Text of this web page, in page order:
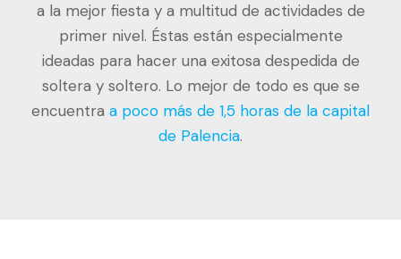
a la mejor fiesta y a multitud de actividades de
primer nivel. Éstas están especialmente
ideadas para hacer una exitosa despedida de
soltera y soltero. Lo mejor de todo es que se
encuentra a poco más de 1,5 horas de la capital
de Palencia.